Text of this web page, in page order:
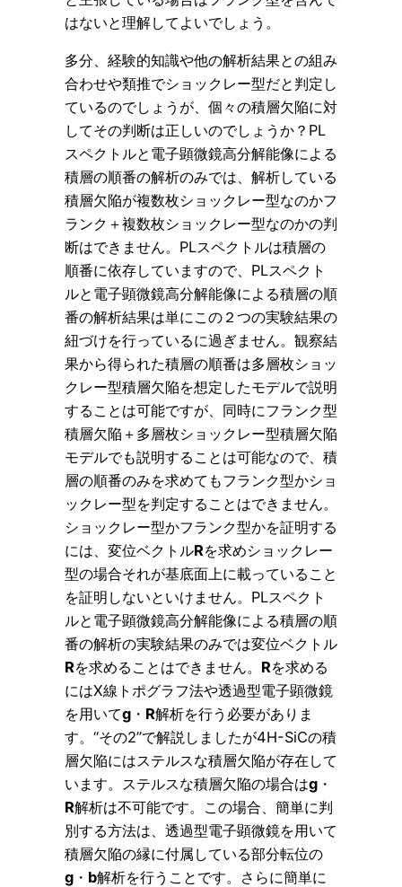
はないと理解してよいでしょう。
多分、経験的知識や他の解析結果との組み
合わせや類推でショックレー型だと判定し
ているのでしょうが、個々の積層欠陥に対
してその判断は正しいのでしょうか？PL
スペクトルと電子顕微鏡高分解能像による
積層の順番の解析のみでは、解析している
積層欠陥が複数枚ショックレー型なのかフ
ランク＋複数枚ショックレー型なのかの判
断はできません。PLスペクトルは積層の
順番に依存していますので、PLスペクト
ルと電子顕微鏡高分解能像による積層の順
番の解析結果は単にこの２つの実験結果の
紐づけを行っているに過ぎません。観察結
果から得られた積層の順番は多層枚ショッ
クレー型積層欠陥を想定したモデルで説明
することは可能ですが、同時にフランク型
積層欠陥＋多層枚ショックレー型積層欠陥
モデルでも説明することは可能なので、積
層の順番のみを求めてもフランク型かショ
ックレー型を判定することはできません。
ショックレー型かフランク型かを証明する
には、変位ベクトルRを求めショックレー
型の場合それが基底面上に載っていること
を証明しないといけません。PLスペクト
ルと電子顕微鏡高分解能像による積層の順
番の解析の実験結果のみでは変位ベクトル
Rを求めることはできません。 Rを求める
にはX線トポグラフ法や透過型電子顕微鏡
を用いてg ・ R解析を行う必要がありま
す。“その2”で解説しましたが4H-SiCの積
層欠陥にはステルスな積層欠陥が存在して
います。ステルスな積層欠陥の場合はg ・
R解析は不可能です。この場合、簡単に判
別する方法は、透過型電子顕微鏡を用いて
積層欠陥の縁に付属している部分転位の
g ・ b解析を行うことです。さらに簡単に